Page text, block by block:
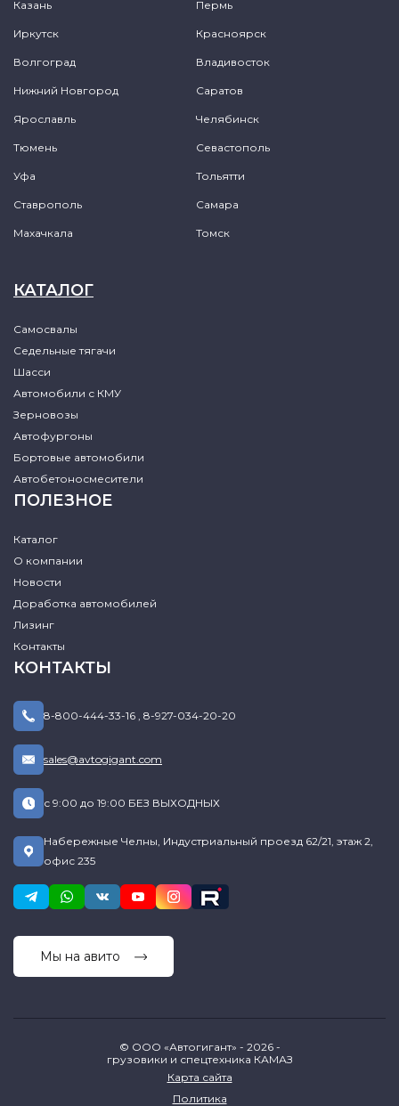
Казань Пермь
Иркутск Красноярск
Волгоград Владивосток
Нижний Новгород Саратов
Ярославль Челябинск
Тюмень Севастополь
Уфа Тольятти
Ставрополь Самара
Махачкала Томск
КАТАЛОГ
Самосвалы
Седельные тягачи
Шасси
Автомобили с КМУ
Зерновозы
Автофургоны
Бортовые автомобили
Автобетоносмесители
ПОЛЕЗНОЕ
Каталог
О компании
Новости
Доработка автомобилей
Лизинг
Контакты
КОНТАКТЫ
8-800-444-33-16 , 8-927-034-20-20
sales@avtogigant.com
с 9:00 до 19:00 БЕЗ ВЫХОДНЫХ
Набережные Челны, Индустриальный проезд 62/21, этаж 2,
офис 235
Мы на авито
© ООО «Автогигант» - 2026 -
грузовики и спецтехника КАМАЗ
Карта сайта
Политика